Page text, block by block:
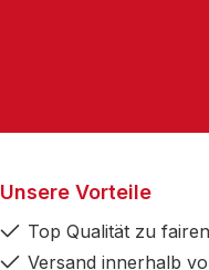
Unsere Vorteile
Top Qualität zu
Versand innerhalb